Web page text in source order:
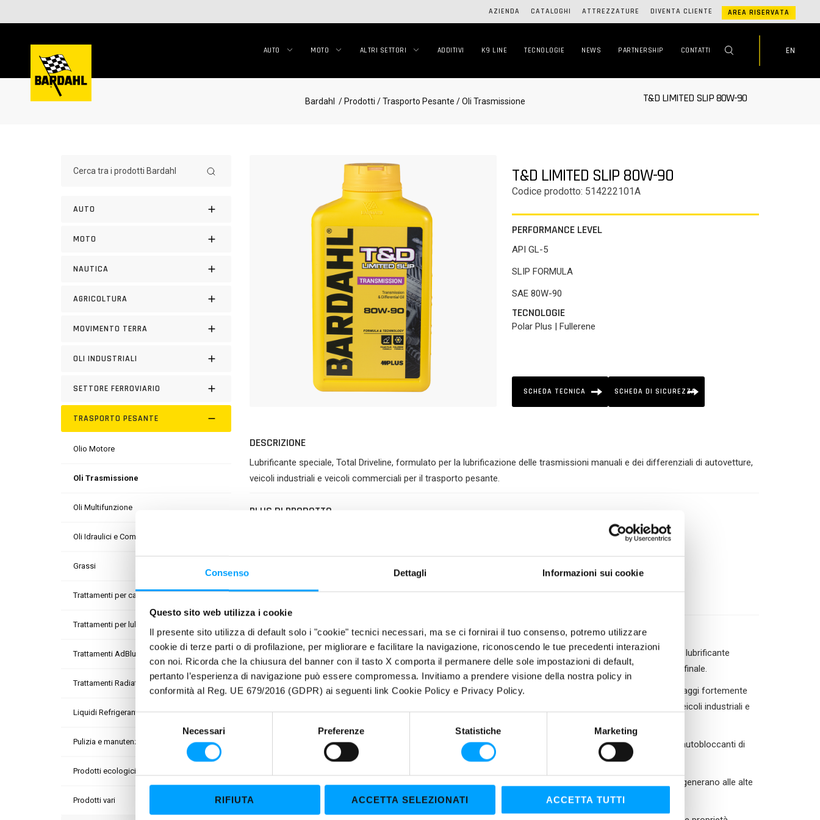
Consenso Dettagli Informazioni sui cookie
Questo sito web utilizza i cookie
Il presente sito utilizza di default solo i "cookie" tecnici necessari, ma se ci fornirai il tuo consenso, potremo utilizzare
cookie di terze parti o di profilazione, per migliorare e facilitare la navigazione, riconoscendo le tue precedenti interazioni
con noi. Ricorda che la chiusura del banner con il tasto X comporta il permanere delle sole impostazioni di default,
pertanto l’esperienza di navigazione può essere compromessa. Invitiamo a prendere visione della nostra policy in
conformità al Reg. UE 679/2016 (GDPR) ai seguenti link Cookie Policy e Privacy Policy.
l
z
Necessari Preferenze Statistiche Marketing
RIFIUTA ACCETTA SELEZIONATI ACCETTA TUTTI
AZIENDA CATALOGHI ATTREZZATURE DIVENTA CLIENTE AREA RISERVATA
AUTO MOTO ALTRI SETTORI ADDITIVI K9 LINE TECNOLOGIE NEWS PARTNERSHIP CONTATTI EN
Bardahl / Prodotti / Trasporto Pesante / Oli Trasmissione T&D LIMITED SLIP 80W-90
AUTO
MOTO
NAUTICA
AGRICOLTURA
MOVIMENTO TERRA
OLI INDUSTRIALI
SETTORE FERROVIARIO
TRASPORTO PESANTE
Olio Motore
Oli Trasmissione
Oli Multifunzione
Oli Idraulici e Compressori
Grassi
Trattamenti per carburanti
Trattamenti per lubrificanti
Trattamenti AdBlue
Trattamenti Radiatori
Liquidi Refrigeranti
Pulizia e manutenzione
Prodotti ecologici
Prodotti vari
T&D LIMITED SLIP 80W-90
Codice prodotto: 514222101A
PERFORMANCE LEVEL
API GL-5
SLIP FORMULA
SAE 80W-90
TECNOLOGIE
Polar Plus | Fullerene
SCHEDA TECNICA SCHEDA DI SICUREZZA
DESCRIZIONE
Lubrificante speciale, Total Driveline, formulato per la lubrificazione delle trasmissioni manuali e dei differenziali di autovetture,
veicoli industriali e veicoli commerciali per il trasporto pesante.
PLUS DI PRODOTTO
Straordinarie proprietà antischiuma
PROPRIETÀ
L’esclusiva Formula anti-attrito Bardahl Polar Plus – Fullereneforma un triplo strato di protezione: un film lubrificante
superficiale, una zona di Molecole Polari più le molecole diFullerene C60come meccanismo di protezione finale.
Le straordinarie caratteristiche EP (Estreme Pressioni) lo rendono adatto all’utilizzo in tutti i sistemi di ingranaggi fortemente
caricati operanti in severe condizioni di esercizio e di lubrificazione critica, quali differenziali ipoidi, assali di veicoli industriali e
Contiene speciali additivi “Limited Slip Differential
“ capaci di ottimizzare il funzionamento dei differenziali autobloccanti di
vetture, veicoli commerciali leggeri, fuoristrada e mezzi pesanti.
La spiccata stabilità termo-ossidativa e l’eccellente capacità di controllare la formazione dei depositi che si generano alle alte
temperature permettono intervalli di cambio olio prolungati.